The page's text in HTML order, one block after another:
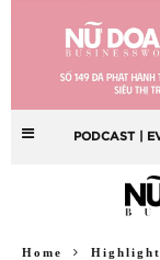
PODCAST |
Home